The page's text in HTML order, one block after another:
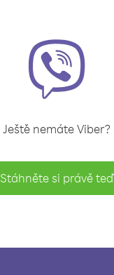
Ještě nemáte Viber?
Stáhněte si právě teď